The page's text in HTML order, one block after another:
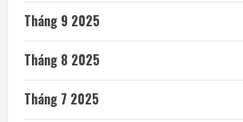
Tháng 9 2025
Tháng 8 2025
Tháng 7 2025